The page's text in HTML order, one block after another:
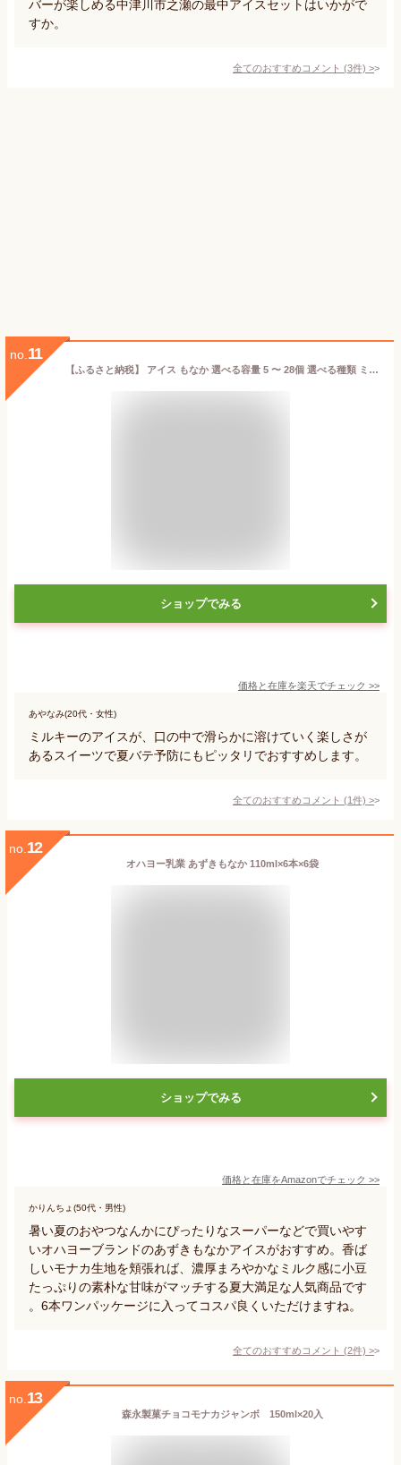
バーが楽しめる中津川市之瀬の最中アイスセットはいかがで
すか。
全てのおすすめコメント (3件) >
no. 11
【ふるさと納税】 アイス もなか 選べる容量 5 〜 28個 選べる種類 ミルク あずき 定期便 3、6回 最中 スイーツ デザート シャーベット 個包装 手作り 卵 保存料 不使用 おやつ 小分け アイスクリーム ギフト プレゼント アイスもなか モア松屋 埼玉県 羽生市
ショップでみる
価格と在庫を楽天でチェック >>
あやなみ(20代・女性)
ミルキーのアイスが、口の中で滑らかに溶けていく楽しさが
あるスイーツで夏バテ予防にもピッタリでおすすめします。
全てのおすすめコメント (1件) >
no. 12
オハヨー乳業 あずきもなか 110ml×6本×6袋
ショップでみる
価格と在庫をAmazonでチェック >>
かりんちょ(50代・男性)
暑い夏のおやつなんかにぴったりなスーパーなどで買いやす
いオハヨーブランドのあずきもなかアイスがおすすめ。香ば
しいモナカ生地を頬張れば、濃厚まろやかなミルク感に小豆
たっぷりの素朴な甘味がマッチする夏大満足な人気商品です
。6本ワンパッケージに入ってコスパ良くいただけますね。
全てのおすすめコメント (2件) >
no. 13
森永製菓チョコモナカジャンボ 150ml×20入